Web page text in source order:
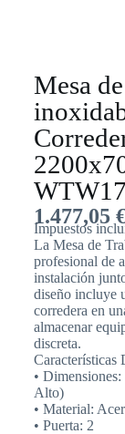
Mesa
1.477,05
Impuestos
La Mesa de
profesional de
instalación
diseño incluye
corredera en
almacenar
discreta.
Características
•
Alto)
• Material:
• Puerta: 2